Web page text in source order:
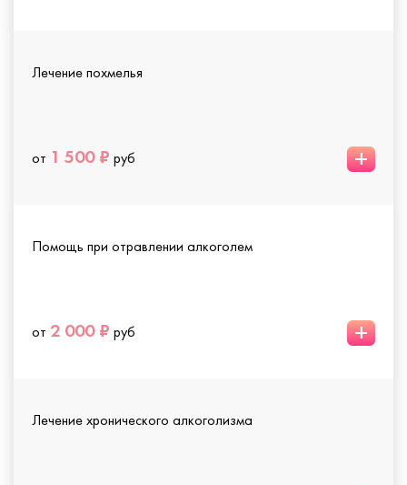
Лечение похмелья
от 1 500 ₽ руб +
Помощь при отравлении алкоголем
от 2 000 ₽ руб +
Лечение хронического алкоголизма